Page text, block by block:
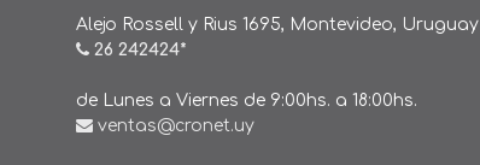
Alejo Rossell y Rius 1695, Montevideo, Uruguay
26 242424*
de Lunes a Viernes de 9:00hs. a 18:00hs.
ventas@cronet.uy